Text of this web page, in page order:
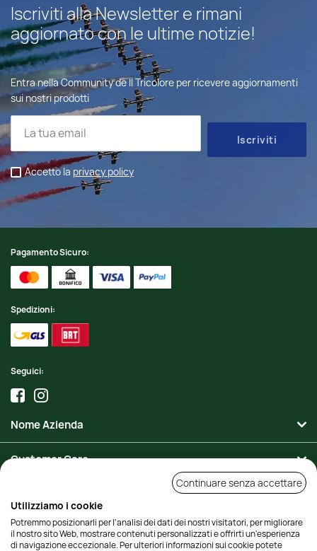
Iscriviti alla Newsletter e rimani
aggiornato con le ultime notizie!
Entra nella Community de Il Tricolore per ricevere aggiornamenti
sui nostri prodotti
Accetto la privacy policy
Pagamento Sicuro:
Spedizioni:
Seguici:
Nome Azienda
Customer Care
Contatti
Continuare senza accettare
Utilizziamo i cookie
Potremmo posizionarli per l'analisi dei dati dei nostri visitatori, per migliorare
il nostro sito Web, mostrare contenuti personalizzati e offrirti un'esperienza
di navigazione eccezionale. Per ulteriori informazioni sui cookie potete